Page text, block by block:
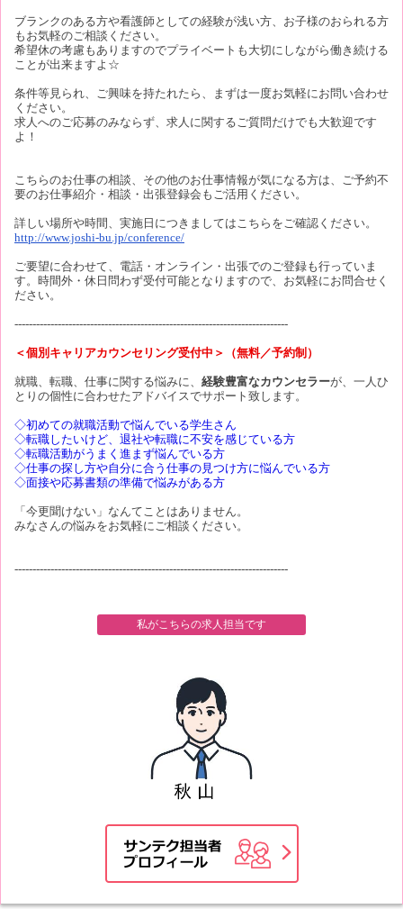
ブランクのある方や看護師としての経験が浅い方、お子様のおられる方
もお気軽のご相談ください。
希望休の考慮もありますのでプライベートも大切にしながら働き続ける
ことが出来ますよ☆
条件等見られ、ご興味を持たれたら、まずは一度お気軽にお問い合わせ
ください。
求人へのご応募のみならず、求人に関するご質問だけでも大歓迎です
よ！
こちらのお仕事の相談、その他のお仕事情報が気になる方は、ご予約不
要のお仕事紹介・相談・出張登録会もご活用ください。
詳しい場所や時間、実施日につきましてはこちらをご確認ください。
http://www.joshi-bu.jp/conference/
ご要望に合わせて、電話・オンライン・出張でのご登録も行っていま
す。時間外・休日問わず受付可能となりますので、お気軽にお問合せく
ださい。
----------------------------------------------------------------------------
＜個別キャリアカウンセリング受付中＞（無料／予約制）
就職、転職、仕事に関する悩みに、 経験豊富なカウンセラーが、一人ひ
とりの個性に合わせたアドバイスでサポート致します。
◇初めての就職活動で悩んでいる学生さん
◇転職したいけど、退社や転職に不安を感じている方
◇転職活動がうまく進まず悩んでいる方
◇仕事の探し方や自分に合う仕事の見つけ方に悩んでいる方
◇面接や応募書類の準備で悩みがある方
「今更聞けない」なんてことはありません。
みなさんの悩みをお気軽にご相談ください。
----------------------------------------------------------------------------
私がこちらの求人担当です